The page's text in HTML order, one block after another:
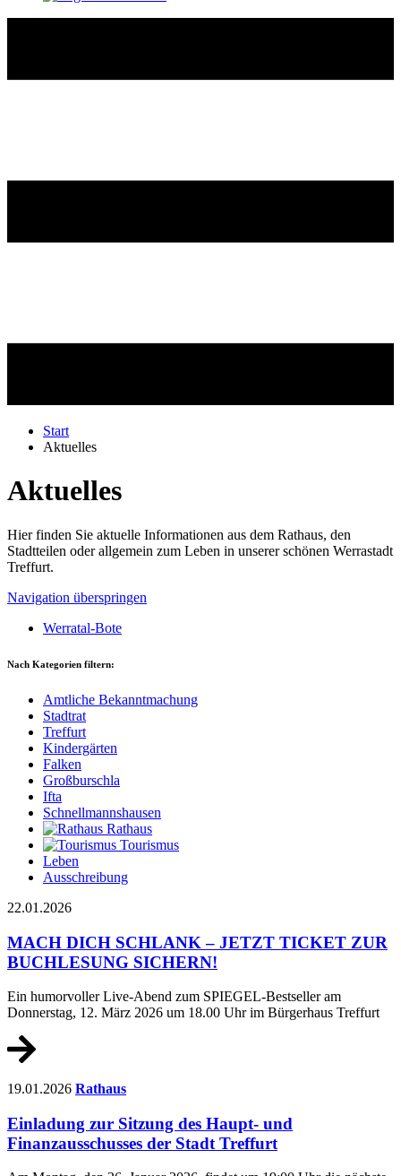
Start
Aktuelles
Aktuelles
Hier finden Sie aktuelle Informationen aus dem Rathaus, den
Stadtteilen oder allgemein zum Leben in unserer schönen Werrastadt
Treffurt.
Navigation überspringen
Werratal-Bote
Nach Kategorien filtern:
Amtliche Bekanntmachung
Stadtrat
Treffurt
Kindergärten
Falken
Großburschla
Ifta
Schnellmannshausen
Rathaus
Tourismus
Leben
Ausschreibung
22.01.2026
MACH DICH SCHLANK – JETZT TICKET ZUR
BUCHLESUNG SICHERN!
Ein humorvoller Live-Abend zum SPIEGEL-Bestseller am
Donnerstag, 12. März 2026 um 18.00 Uhr im Bürgerhaus Treffurt
19.01.2026 Rathaus
Einladung zur Sitzung des Haupt- und
Finanzausschusses der Stadt Treffurt